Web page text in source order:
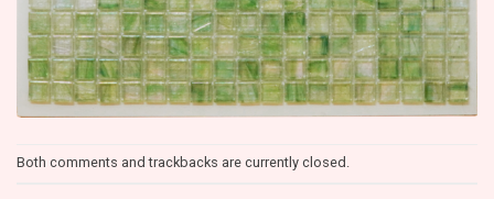
Both comments and trackbacks are currently closed.